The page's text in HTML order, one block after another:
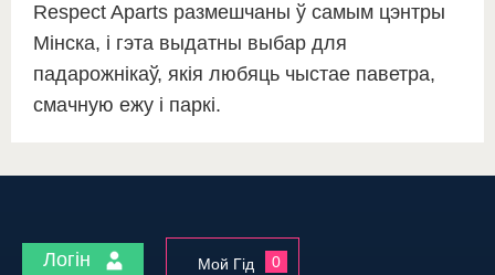
Respect Aparts размешчаны ў самым цэнтры
Мінска, і гэта выдатны выбар для
падарожнікаў, якія любяць чыстае паветра,
смачную ежу і паркі.
Логін Мой Гід 0